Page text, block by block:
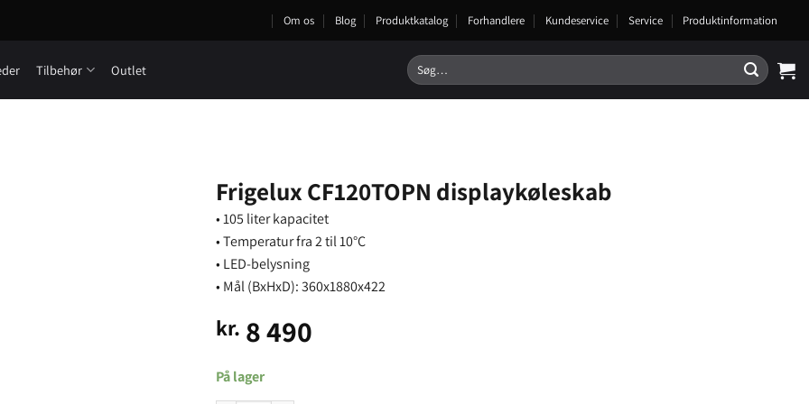
Om os Blog Produktkatalog Forhandlere Kundeservice Service Produktinformation
Tilbehør Outlet
Søg
efter:
Frigelux CF120TOPN displaykøleskab
• 105 liter kapacitet
• Temperatur fra 2 til 10°C
• LED-belysning
• Mål (BxHxD): 360x1880x422
kr. 8 490
På lager